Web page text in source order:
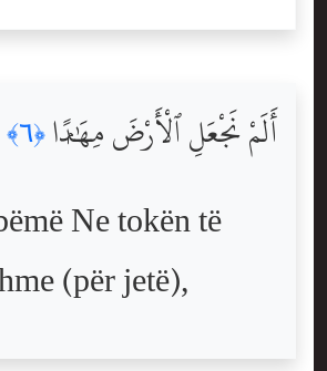
أَلَمْ نَجْعَلِ ٱلْأَرْضَ مِهَٰدًۭا ﴿٦﴾
Ne tokën të
(për jetë),